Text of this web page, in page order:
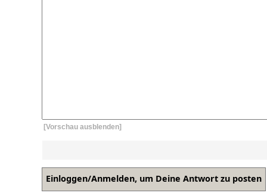
[Vorschau ausblenden]